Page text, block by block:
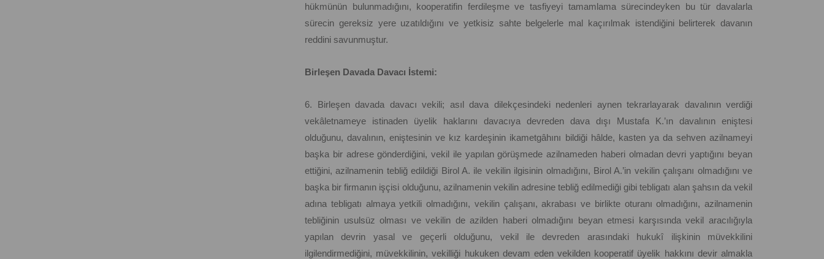
hükmünün bulunmadığını, kooperatifin ferdileşme ve tasfiyeyi tamamlama sürecindeyken bu tür davalarla
sürecin gereksiz yere uzatıldığını ve yetkisiz sahte belgelerle mal kaçırılmak istendiğini belirterek davanın
reddini savunmuştur.
Birleşen Davada Davacı İstemi:
6. Birleşen davada davacı vekili; asıl dava dilekçesindeki nedenleri aynen tekrarlayarak davalının verdiği
vekâletnameye istinaden üyelik haklarını davacıya devreden dava dışı Mustafa K.’ın davalının eniştesi
olduğunu, davalının, eniştesinin ve kız kardeşinin ikametgâhını bildiği hâlde, kasten ya da sehven azilnameyi
başka bir adrese gönderdiğini, vekil ile yapılan görüşmede azilnameden haberi olmadan devri yaptığını beyan
ettiğini, azilnamenin tebliğ edildiği Birol A. ile vekilin ilgisinin olmadığını, Birol A.’in vekilin çalışanı olmadığını ve
başka bir firmanın işçisi olduğunu, azilnamenin vekilin adresine tebliğ edilmediği gibi tebligatı alan şahsın da vekil
adına tebligatı almaya yetkili olmadığını, vekilin çalışanı, akrabası ve birlikte oturanı olmadığını, azilnamenin
tebliğinin usulsüz olması ve vekilin de azilden haberi olmadığını beyan etmesi karşısında vekil aracılığıyla
yapılan devrin yasal ve geçerli olduğunu, vekil ile devreden arasındaki hukukî ilişkinin müvekkilini
ilgilendirmediğini, müvekkilinin, vekilliği hukuken devam eden vekilden kooperatif üyelik hakkını devir almakla